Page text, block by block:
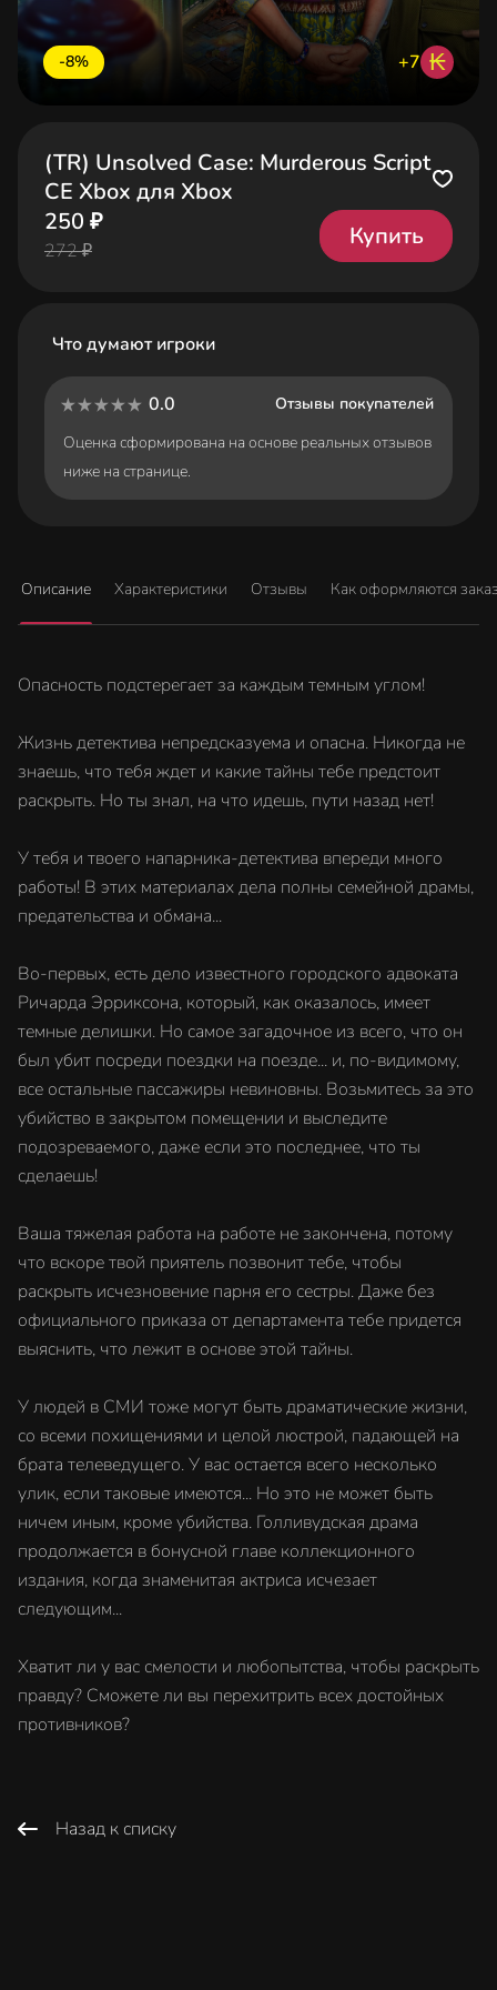
-8% +7 ₭
(TR) Unsolved Case: Murderous Script
CE Xbox для Xbox
250 ₽
272 ₽
Купить
Что думают игроки
0.0
Отзывы покупателей
Оценка сформирована на основе реальных отзывов
ниже на странице.
Описание Характеристики Отзывы Как оформляются
Опасность подстерегает за каждым темным углом!
Жизнь детектива непредсказуема и опасна. Никогда не
знаешь, что тебя ждет и какие тайны тебе предстоит
раскрыть. Но ты знал, на что идешь, пути назад нет!
У тебя и твоего напарника-детектива впереди много
работы! В этих материалах дела полны семейной драмы,
предательства и обмана...
Во-первых, есть дело известного городского адвоката
Ричарда Эрриксона, который, как оказалось, имеет
темные делишки. Но самое загадочное из всего, что он
был убит посреди поездки на поезде... и, по-видимому,
все остальные пассажиры невиновны. Возьмитесь за это
убийство в закрытом помещении и выследите
подозреваемого, даже если это последнее, что ты
сделаешь!
Ваша тяжелая работа на работе не закончена, потому
что вскоре твой приятель позвонит тебе, чтобы
раскрыть исчезновение парня его сестры. Даже без
официального приказа от департамента тебе придется
выяснить, что лежит в основе этой тайны.
У людей в СМИ тоже могут быть драматические жизни,
со всеми похищениями и целой люстрой, падающей на
брата телеведущего. У вас остается всего несколько
улик, если таковые имеются... Но это не может быть
ничем иным, кроме убийства. Голливудская драма
продолжается в бонусной главе коллекционного
издания, когда знаменитая актриса исчезает
следующим...
Хватит ли у вас смелости и любопытства, чтобы раскрыть
правду? Сможете ли вы перехитрить всех достойных
противников?
Назад к списку